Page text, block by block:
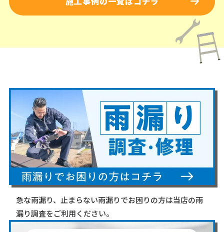
急な雨漏り、止まらない雨漏りでお困りの方は当店の雨
漏り調査をご利用ください。